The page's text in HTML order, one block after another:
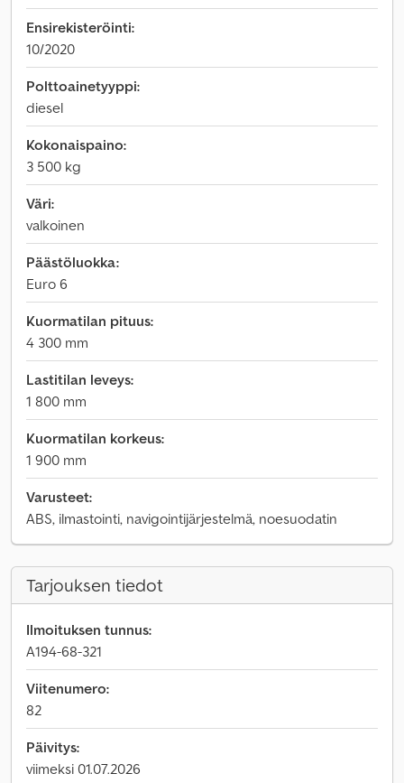
Ensirekisteröinti:
10/2020
Polttoainetyyppi:
diesel
Kokonaispaino:
3 500 kg
Väri:
valkoinen
Päästöluokka:
Euro 6
Kuormatilan pituus:
4 300 mm
Lastitilan leveys:
1 800 mm
Kuormatilan korkeus:
1 900 mm
Varusteet:
ABS, ilmastointi, navigointijärjestelmä, noesuodatin
Tarjouksen tiedot
Ilmoituksen tunnus:
A194-68-321
Viitenumero:
82
Päivitys:
viimeksi 01.07.2026